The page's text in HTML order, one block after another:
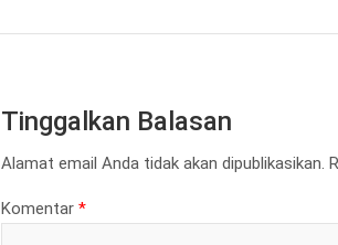
Tinggalkan Balasan
Alamat email Anda tidak akan dipublikasikan.
Komentar *